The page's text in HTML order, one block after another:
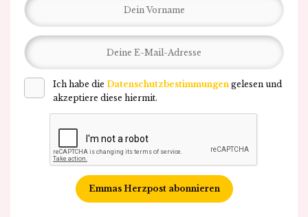
Ich habe die Datenschutzbestimmungen gelesen und
akzeptiere diese hiermit.
Emmas Herzpost abonnieren